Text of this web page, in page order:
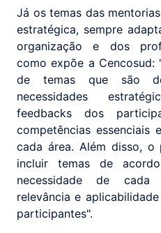
Já os temas das
estratégica, sempre
organização e dos
como expõe a Cencosud:
de temas que são
necessidades
feedbacks dos
competências essenciais
cada área. Além disso,
incluir temas de
necessidade de cada
relevância e
participantes".